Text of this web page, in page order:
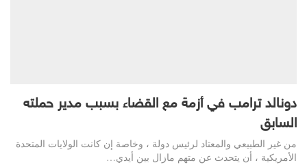
دونالد ترامب في أزمة مع القضاء بسبب مدير حملته
السابق
من غير الطبيعي والمعتاد لرئيس دولة ، وخاصة إن كانت الولايات المتحدة
الأمريكية ، أن يتحدث عن متهم مازال بين أيدي…